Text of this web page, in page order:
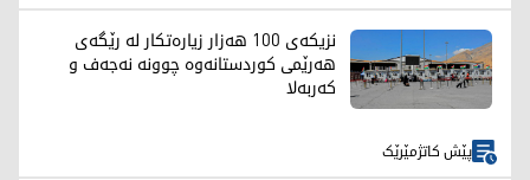
نزیکەی 100 هەزار زیارەتکار لە رێگەی
هەرێمی کوردستانەوە چوونە نەجەف و
کەربەلا
پێش کاتژمێرێک